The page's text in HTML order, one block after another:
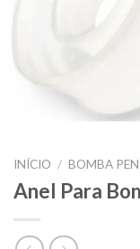
INÍCIO / BOMBA
Anel Para